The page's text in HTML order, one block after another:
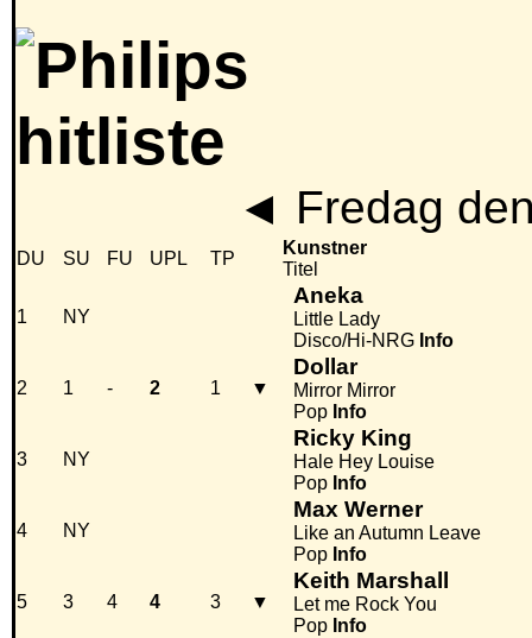
◄ Fredag
DU SU FU UPL TP
Kunstner
Titel
1 NY
Aneka
Little Lady
Disco/Hi-NRG Info
2 1 - 2 1 ▼
Dollar
Mirror Mirror
Pop Info
3 NY
Ricky King
Hale Hey Louise
Pop Info
4 NY
Max Werner
Like an Autumn Leave
Pop Info
5 3 4 4 3 ▼
Keith Marshall
Let me Rock You
Pop Info